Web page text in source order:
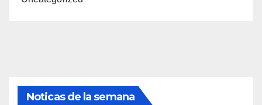
Noticas de la semana